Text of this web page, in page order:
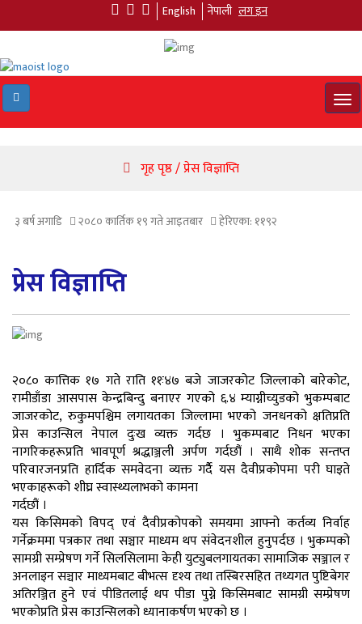
English नेपाली लग इन
गृह पृष्ठ / प्रेस विज्ञाप्ति
३ बर्ष अगाडि २०८० कार्तिक १९ गते आइतबार हेरिएका: ११९२
प्रेस विज्ञाप्ति
२०८० कात्तिक १७ गते राति ११ः४७ बजे जाजरकोट जिल्लाको बारेकोट,
रामीडाँडा आसपास केन्द्रबिन्दु बनाएर गएको ६.४ म्याग्नीच्युडको भुकम्पबाट
जाजरकोट, रुकुमपश्चिम लगायतका जिल्लामा भएको जनधनको क्षतिप्रति
प्रेस काउन्सिल नेपाल दुःख व्यक्त गर्दछ । भुकम्पबाट निधन भएका
नागरिकहरूप्रति भावपूर्ण श्रद्धाञ्जली अर्पण गर्दछौं । साथै शोक सन्तप्त
परिवारजनप्रति हार्दिक समवेदना व्यक्त गर्दैै यस दैवीप्रकोपमा परी घाइते
भएकाहरूको शीघ्र स्वास्थ्यलाभको कामना
गर्दछौं ।
यस किसिमको विपद् एवं दैवीप्रकोपको समयमा आफ्नो कर्तव्य निर्वाह
गर्नेक्रममा पत्रकार तथा सञ्चार माध्यम थप संवेदनशील हुनुपर्दछ । भुकम्पको
सामग्री सम्प्रेषण गर्ने सिलसिलामा केही युट्युबलगायतका सामाजिक सञ्जाल र
अनलाइन सञ्चार माध्यमबाट बीभत्स दृश्य तथा तस्बिरसहित तथ्यगत पुष्टिबेगर
अतिरञ्जित हुने एवं पीडितलाई थप पीडा पुग्ने किसिमबाट सामग्री सम्प्रेषण
भएकोप्रति प्रेस काउन्सिलको ध्यानाकर्षण भएको छ ।